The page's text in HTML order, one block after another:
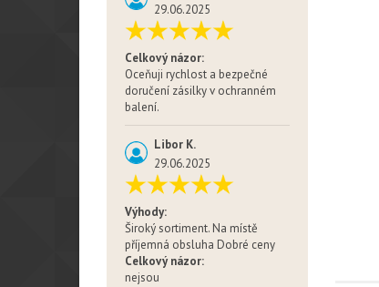
29.06.2025
Celkový názor:
Oceňuji rychlost a bezpečné
doručení zásilky v ochranném
balení.
Libor K.
29.06.2025
Výhody:
Široký sortiment. Na místě
příjemná obsluha Dobré ceny
Celkový názor:
nejsou